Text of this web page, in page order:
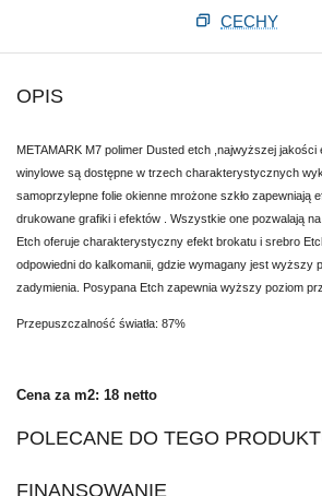
CECHY
OPIS
METAMARK M7 polimer Dusted etch ,najwyższej jakości
winylowe są dostępne w trzech charakterystycznych
samoprzylepne folie okienne mrożone szkło zapewniają
drukowane grafiki i efektów . Wszystkie one pozwalają
Etch oferuje charakterystyczny efekt brokatu i srebro
odpowiedni do kalkomanii, gdzie wymagany jest wyższy
zadymienia. Posypana Etch zapewnia wyższy poziom
Przepuszczalność światła: 87%
Cena za m2: 18 netto
POLECANE DO TEGO
FINANSOWANIE